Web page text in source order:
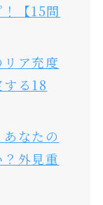
【15問
リア充度
る18
あなたの
外見重